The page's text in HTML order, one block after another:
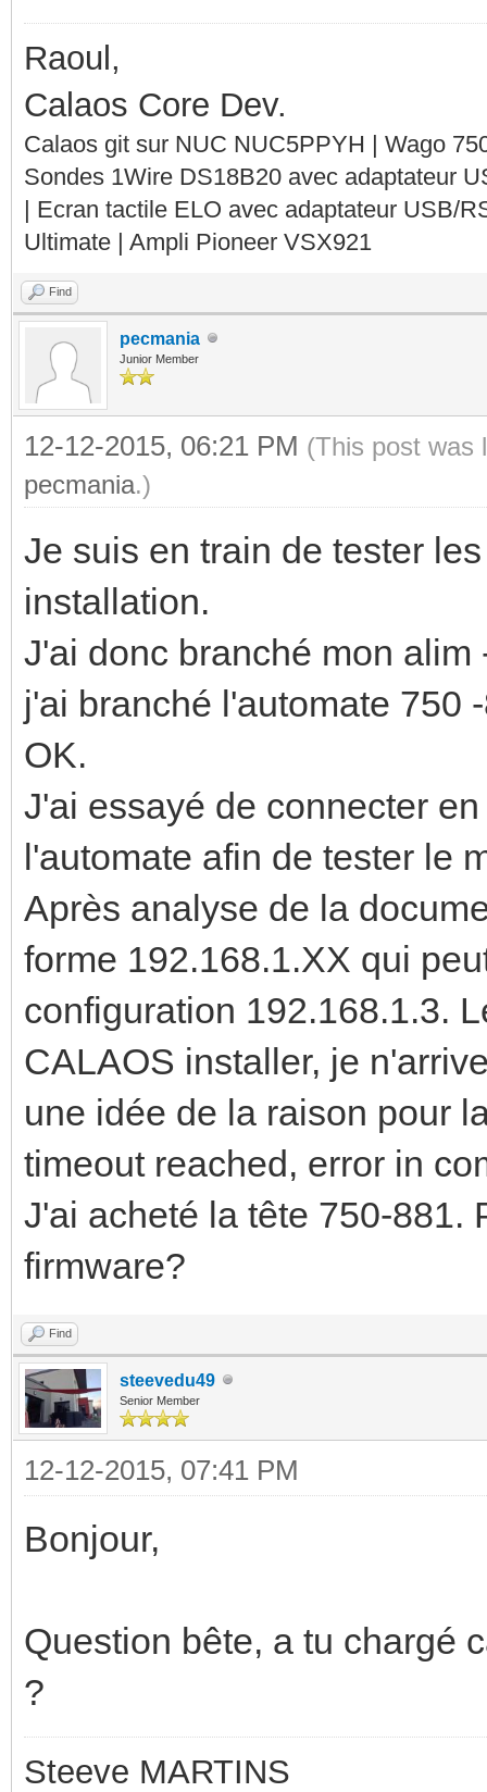
Raoul,
Calaos Core Dev.
Calaos git sur NUC NUC5PPYH | Wago
Sondes 1Wire DS18B20 avec adaptateur
| Ecran tactile ELO avec adaptateur USB/
Ultimate | Ampli Pioneer VSX921
Find
pecmania
Junior Member
12-12-2015, 06:21 PM (This post was
pecmania.)
Je suis en train de tester
installation.
J'ai donc branché mon alim
j'ai branché l'automate 750
OK.
J'ai essayé de connecter
l'automate afin de tester le
Après analyse de la
forme 192.168.1.XX qui
configuration 192.168.1.3.
CALAOS installer, je
une idée de la raison pour
timeout reached, error in
J'ai acheté la tête 750-881.
firmware?
Find
steevedu49
Senior Member
12-12-2015, 07:41 PM
Bonjour,
Question bête, a tu chargé
?
Steeve MARTINS